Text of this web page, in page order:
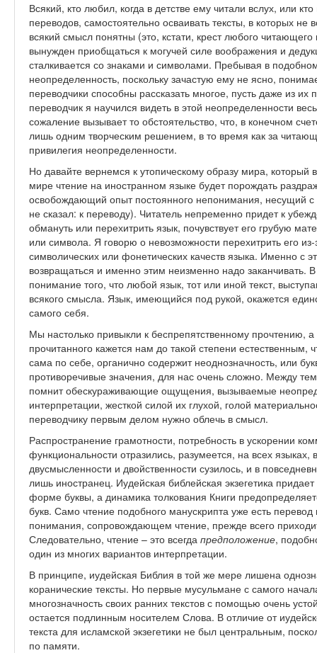
Всякий, кто любил, когда в детстве ему читали вслух, или
переводов, самостоятельно осваивать тексты, в которых
всякий смысл понятны (это, кстати, крест любого
вынужден приобщаться к могучей силе воображения и
сталкивается со знаками и символами. Пребывая в
неопределенность, поскольку зачастую ему не ясно,
переводчики способны рассказать многое, пусть даже из
переводчик я научился видеть в этой неопределенности
сожаление вызывает то обстоятельство, что, в конечном
лишь одним творческим решением, в то время как за
привилегия неопределенности.
Но давайте вернемся к утопическому образу мира, который
мире чтение на иностранном языке будет порождать
освобождающий опыт постоянного непонимания, несущий с
не сказал: к переводу). Читатель непременно придет к
обмануть или перехитрить язык, почувствует его грубую
или символа. Я говорю о невозможности перехитрить его
символических или фонетических качеств языка. Именно с
возвращаться и именно этим неизменно надо заканчивать.
понимание того, что любой язык, тот или иной текст,
всякого смысла. Язык, имеющийся под рукой, окажется
самого себя.
Мы настолько привыкли к беспрепятственному прочтению,
прочитанного кажется нам до такой степени естественным,
сама по себе, органично содержит неоднозначность, или
противоречивые значения, для нас очень сложно. Между
помнит обескураживающие ощущения, вызываемые
интерпретации, жесткой силой их глухой, голой
переводчику первым делом нужно облечь в смысл.
Распространение грамотности, потребность в ускорении
функциональности отразились, разумеется, на всех языках,
двусмысленности и двойственности сузилось, и в
лишь иностранец. Иудейская библейская экзегетика
форме буквы, а динамика толкования Книги
букв. Само чтение подобного манускрипта уже есть
понимания, сопровождающем чтение, прежде всего
Следовательно, чтение – это всегда предположение,
один из многих вариантов интерпретации.
В принципе, иудейская Библия в той же мере лишена
коранические тексты. Но первые мусульмане с самого
многозначность своих ранних текстов с помощью очень
остается подлинным носителем Слова. В отличие от
текста для исламской экзегетики не был центральным,
по памяти.